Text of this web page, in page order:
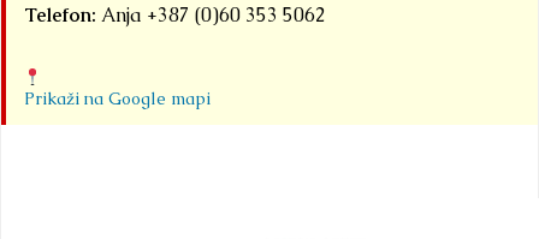
Telefon: Anja +387 (0)60 353 5062
Prikaži na Google mapi